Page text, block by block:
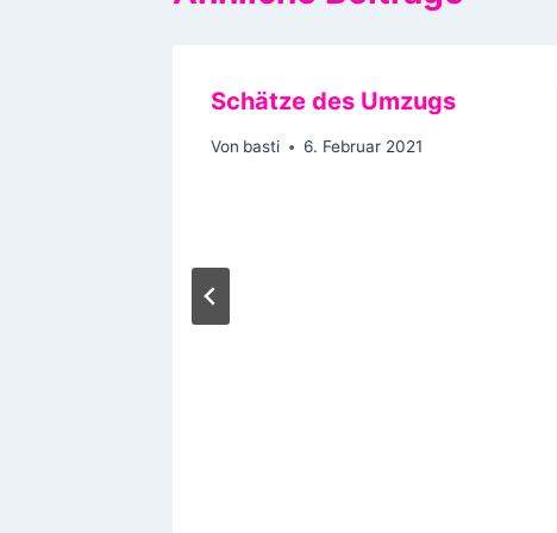
Schätze des Umzugs
Von basti 6. Februar 2021